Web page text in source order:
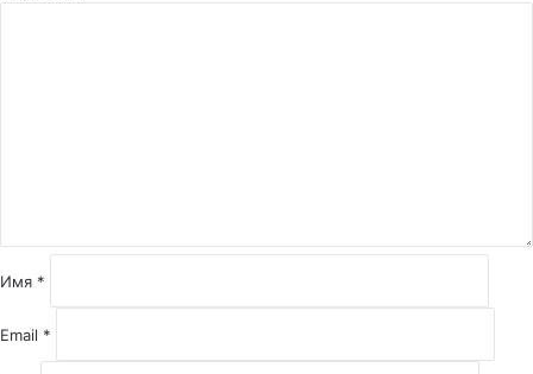
и
й
Имя *
Email *